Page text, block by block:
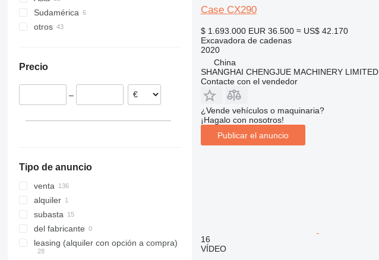
318
319
322
323
336
340
345
349
350
365
Países Bajos
Alemania
Noruega
Italia
China
India
Sudamérica
Brasil
otros
Precio
–
Tipo de anuncio
venta
alquiler
subasta
del fabricante
leasing (alquiler con opción a compra)
Case CX290
$ 1.693.000 EUR 36.500 ≈ US$ 42.170
Excavadora de cadenas
2020
China
SHANGHAI CHENGJUE MACHINERY LIMITED
Contacte con el vendedor
¿Vende vehículos o maquinaria?
¡Hagalo con nosotros!
Publicar el anuncio
16
VÍDEO